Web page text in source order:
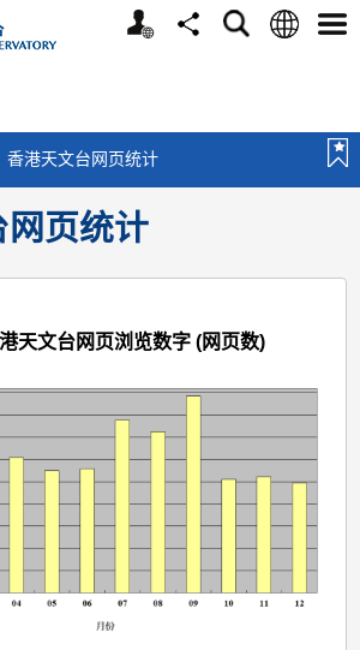
个
分
搜
语
选
香港天文台网页统计
页统计
天文台网页浏览数字 (网页数)